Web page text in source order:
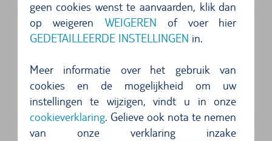
geen cookies wenst te aanvaarden, klik dan
op weigeren WEIGEREN of voer hier
GEDETAILLEERDE INSTELLINGEN in.
Meer informatie over het gebruik van
cookies en de mogelijkheid om uw
instellingen te wijzigen, vindt u in onze
cookieverklaring. Gelieve ook nota te nemen
van onze verklaring inzake
Enterprise
Aeroport De Marseille Provence
31700 Marseille